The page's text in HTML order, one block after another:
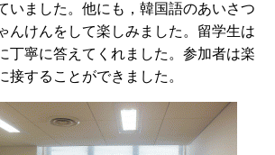
いました。他にも，韓国語のあいさつ
んけんをして楽しみました。留学生は
丁寧に答えてくれました。参加者は楽
接することができました。